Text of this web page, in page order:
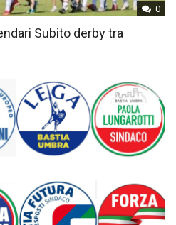
0
Subito derby tra